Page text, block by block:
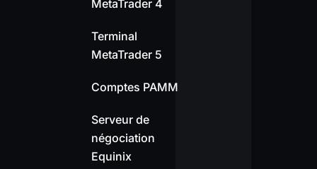
MetaTrader 4
Terminal
MetaTrader 5
Comptes PAMM
Serveur de
négociation
Equinix